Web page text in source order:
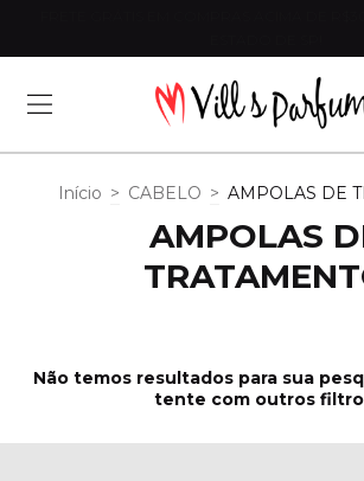
Início > CABELO > AMPOLAS DE
AMPOLAS
Não temos resultados para sua
tente com outros